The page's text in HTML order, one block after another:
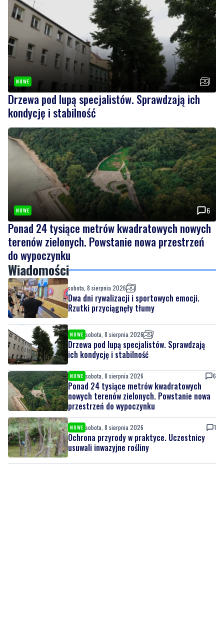
NOWE
Drzewa pod lupą specjalistów. Sprawdzają ich
kondycję i stabilność
6
Ponad 24 tysiące metrów kwadratowych nowych
terenów zielonych. Powstanie nowa przestrzeń
do wypoczynku
Wiadomości
sobota, 8 sierpnia 2026
Dwa dni rywalizacji i sportowych emocji.
Rzutki przyciągnęły tłumy
NOWE sobota, 8 sierpnia 2026
Drzewa pod lupą specjalistów. Sprawdzają
NOWE sobota, 8 sierpnia 2026
Ponad 24 tysiące metrów kwadratowych
nowych terenów zielonych. Powstanie nowa
przestrzeń do wypoczynku
NOWE sobota, 8 sierpnia 2026
Ochrona przyrody w praktyce. Uczestnicy
usuwali inwazyjne rośliny